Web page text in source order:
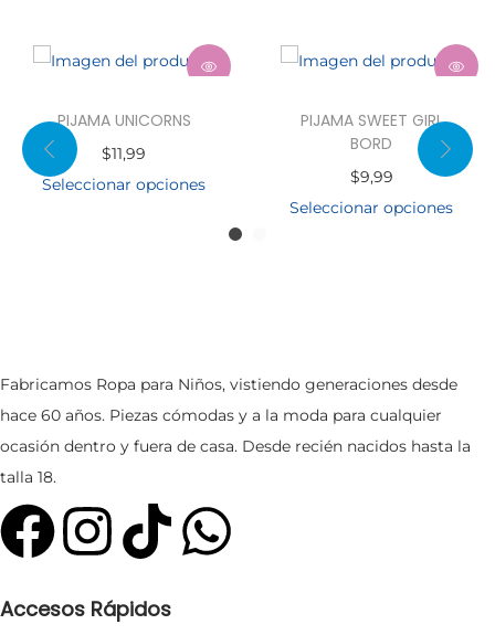
PIJAMA UNICORNS
$11,99
Seleccionar opciones
PIJAMA SWEET GIRL
BORD
$9,99
Seleccionar opciones
Fabricamos Ropa para Niños, vistiendo generaciones desde
hace 60 años. Piezas cómodas y a la moda para cualquier
ocasión dentro y fuera de casa. Desde recién nacidos hasta la
talla 18.
Accesos Rápidos